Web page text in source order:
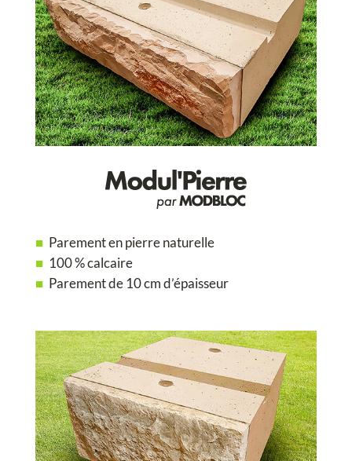
Parement en pierre naturelle
100 % calcaire
Parement de 10 cm d’épaisseur